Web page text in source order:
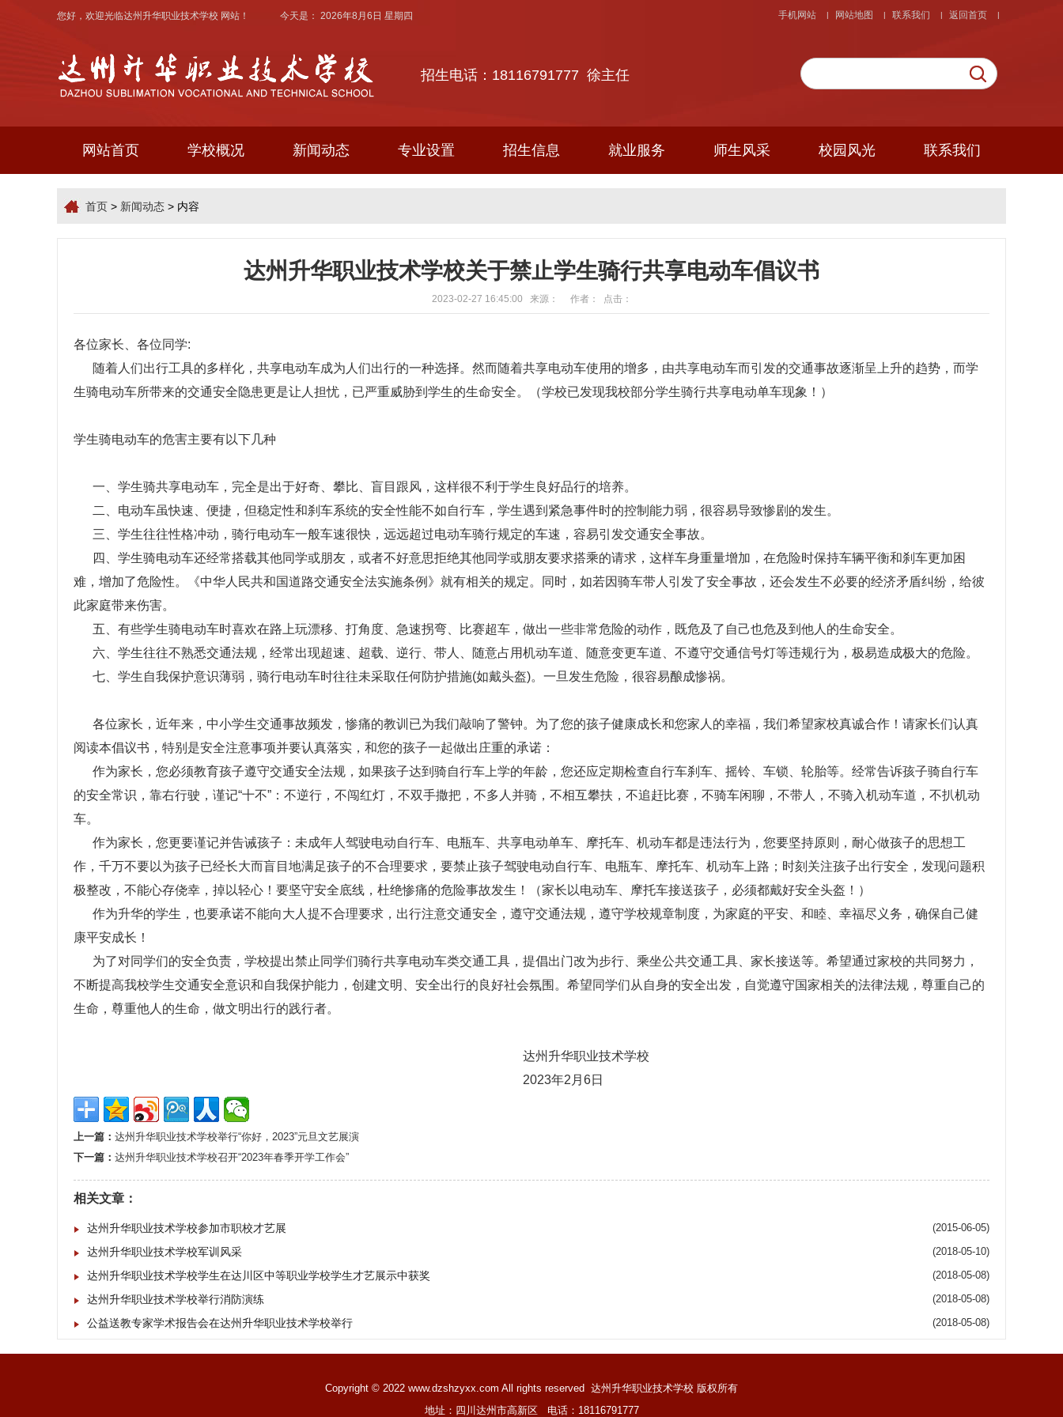
|
返回首页
|
联系我们
|
网站地图
|
手机网站
您好，欢迎光临达州升华职业技术学校 网站！ 今天是： 2026年8月6日 星期四
招生电话：18116791777 徐主任
网站首页 学校概况 新闻动态 专业设置 招生信息 就业服务 师生风采 校园风光 联系我们
首页 > 新闻动态 > 内容
达州升华职业技术学校关于禁止学生骑行共享电动车倡议书
2023-02-27 16:45:00 来源： 作者： 点击：
各位家长、各位同学:
随着人们出行工具的多样化，共享电动车成为人们出行的一种选择。然而随着共享电动车使用的增多，由共享电动车而引发的交通事故逐渐呈上升的趋势，而学
生骑电动车所带来的交通安全隐患更是让人担忧，已严重威胁到学生的生命安全。（学校已发现我校部分学生骑行共享电动单车现象！）
学生骑电动车的危害主要有以下几种
一、学生骑共享电动车，完全是出于好奇、攀比、盲目跟风，这样很不利于学生良好品行的培养。
二、电动车虽快速、便捷，但稳定性和刹车系统的安全性能不如自行车，学生遇到紧急事件时的控制能力弱，很容易导致惨剧的发生。
三、学生往往性格冲动，骑行电动车一般车速很快，远远超过电动车骑行规定的车速，容易引发交通安全事故。
四、学生骑电动车还经常搭载其他同学或朋友，或者不好意思拒绝其他同学或朋友要求搭乘的请求，这样车身重量增加，在危险时保持车辆平衡和刹车更加困
难，增加了危险性。《中华人民共和国道路交通安全法实施条例》就有相关的规定。同时，如若因骑车带人引发了安全事故，还会发生不必要的经济矛盾纠纷，给彼
此家庭带来伤害。
五、有些学生骑电动车时喜欢在路上玩漂移、打角度、急速拐弯、比赛超车，做出一些非常危险的动作，既危及了自己也危及到他人的生命安全。
六、学生往往不熟悉交通法规，经常出现超速、超载、逆行、带人、随意占用机动车道、随意变更车道、不遵守交通信号灯等违规行为，极易造成极大的危险。
七、学生自我保护意识薄弱，骑行电动车时往往未采取任何防护措施(如戴头盔)。一旦发生危险，很容易酿成惨祸。
各位家长，近年来，中小学生交通事故频发，惨痛的教训已为我们敲响了警钟。为了您的孩子健康成长和您家人的幸福，我们希望家校真诚合作！请家长们认真
阅读本倡议书，特别是安全注意事项并要认真落实，和您的孩子一起做出庄重的承诺：
作为家长，您必须教育孩子遵守交通安全法规，如果孩子达到骑自行车上学的年龄，您还应定期检查自行车刹车、摇铃、车锁、轮胎等。经常告诉孩子骑自行车
的安全常识，靠右行驶，谨记“十不”：不逆行，不闯红灯，不双手撒把，不多人并骑，不相互攀扶，不追赶比赛，不骑车闲聊，不带人，不骑入机动车道，不扒机动
车。
作为家长，您更要谨记并告诫孩子：未成年人驾驶电动自行车、电瓶车、共享电动单车、摩托车、机动车都是违法行为，您要坚持原则，耐心做孩子的思想工
作，千万不要以为孩子已经长大而盲目地满足孩子的不合理要求，要禁止孩子驾驶电动自行车、电瓶车、摩托车、机动车上路；时刻关注孩子出行安全，发现问题积
极整改，不能心存侥幸，掉以轻心！要坚守安全底线，杜绝惨痛的危险事故发生！（家长以电动车、摩托车接送孩子，必须都戴好安全头盔！）
作为升华的学生，也要承诺不能向大人提不合理要求，出行注意交通安全，遵守交通法规，遵守学校规章制度，为家庭的平安、和睦、幸福尽义务，确保自己健
康平安成长！
为了对同学们的安全负责，学校提出禁止同学们骑行共享电动车类交通工具，提倡出门改为步行、乘坐公共交通工具、家长接送等。希望通过家校的共同努力，
不断提高我校学生交通安全意识和自我保护能力，创建文明、安全出行的良好社会氛围。希望同学们从自身的安全出发，自觉遵守国家相关的法律法规，尊重自己的
生命，尊重他人的生命，做文明出行的践行者。
达州升华职业技术学校
2023年2月6日
上一篇： 达州升华职业技术学校举行“你好，2023”元旦文艺展演
下一篇： 达州升华职业技术学校召开“2023年春季开学工作会”
相关文章：
达州升华职业技术学校参加市职校才艺展 (2015-06-05)
达州升华职业技术学校军训风采 (2018-05-10)
达州升华职业技术学校学生在达川区中等职业学校学生才艺展示中获奖 (2018-05-08)
达州升华职业技术学校举行消防演练 (2018-05-08)
公益送教专家学术报告会在达州升华职业技术学校举行 (2018-05-08)
Copyright © 2022 www.dzshzyxx.com All rights reserved 达州升华职业技术学校 版权所有
地址：四川达州市高新区 电话：18116791777